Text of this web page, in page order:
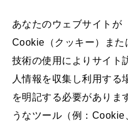
あなたのウェブサイトが
Cookie（クッキー）また
技術の使用によりサイト
人情報を収集し利用する
を明記する必要がありま
うなツール（例：Cookie